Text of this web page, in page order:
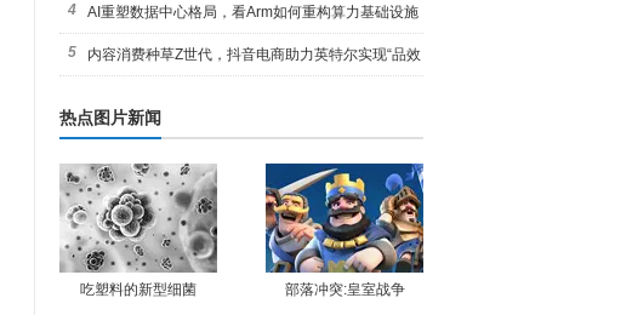
启幕，解
4 AI重塑数据中心格局，看Arm如何重构算力基础设施
新形态
5 内容消费种草Z世代，抖音电商助力英特尔实现“品效
热点图片新闻
吃塑料的新型细菌 部落冲突:皇室战争